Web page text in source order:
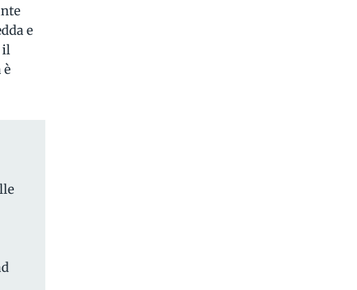
e
il
è